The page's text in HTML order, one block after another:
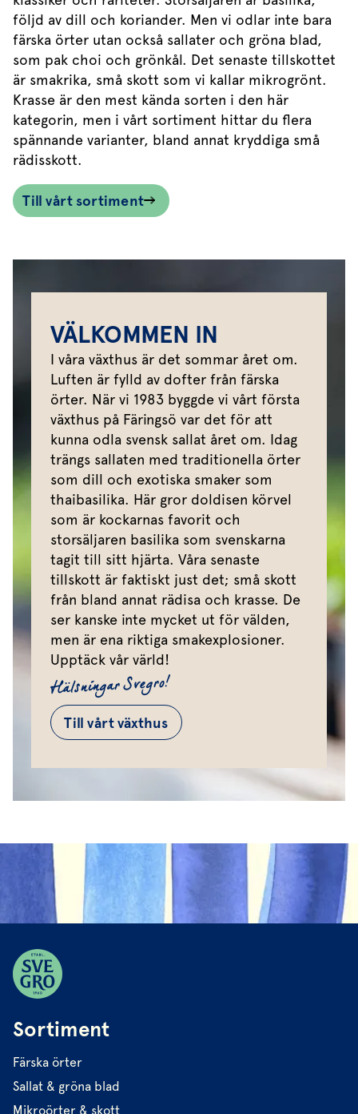
följd av dill och koriander. Men vi odlar inte bara
färska örter utan också sallater och gröna blad,
som pak choi och grönkål. Det senaste tillskottet
är smakrika, små skott som vi kallar mikrogrönt.
Krasse är den mest kända sorten i den här
kategorin, men i vårt sortiment hittar du flera
spännande varianter, bland annat kryddiga små
rädisskott.
Till vårt sortiment
VÄLKOMMEN IN
I våra växthus är det sommar året om.
Luften är fylld av dofter från färska
örter. När vi 1983 byggde vi vårt första
växthus på Färingsö var det för att
kunna odla svensk sallat året om. Idag
trängs sallaten med traditionella örter
som dill och exotiska smaker som
thaibasilika. Här gror doldisen körvel
som är kockarnas favorit och
storsäljaren basilika som svenskarna
tagit till sitt hjärta. Våra senaste
tillskott är faktiskt just det; små skott
från bland annat rädisa och krasse. De
ser kanske inte mycket ut för välden,
men är ena riktiga smakexplosioner.
Upptäck vår värld!
Hälsningar Svegro!
Till vårt växthus
Sortiment
Färska örter
Sallat & gröna blad
Mikroörter & skott